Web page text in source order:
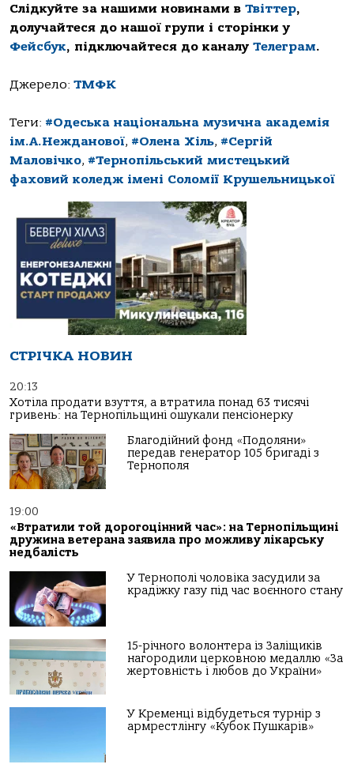
Слідкуйте за нашими новинами в Твіттер,
долучайтеся до нашої групи і сторінки у
Фейсбук, підключайтеся до каналу Телеграм.
Джерело: ТМФК
Теги: #Одеська національна музична академія
ім.А.Нежданової, #Олена Хіль, #Сергій
Маловічко, #Тернопільський мистецький
фаховий коледж імені Соломії Крушельницької
СТРІЧКА НОВИН
20:13
Хотіла продати взуття, а втратила понад 63 тисячі
гривень: на Тернопільщині ошукали пенсіонерку
Благодійний фонд «Подоляни»
передав генератор 105 бригаді з
Тернополя
19:00
«Втратили той дорогоцінний час»: на Тернопільщині
дружина ветерана заявила про можливу лікарську
недбалість
У Тернополі чоловіка засудили за
крадіжку газу під час воєнного стану
15-річного волонтера із Заліщиків
нагородили церковною медаллю «За
жертовність і любов до України»
У Кременці відбудеться турнір з
армрестлінгу «Кубок Пушкарів»